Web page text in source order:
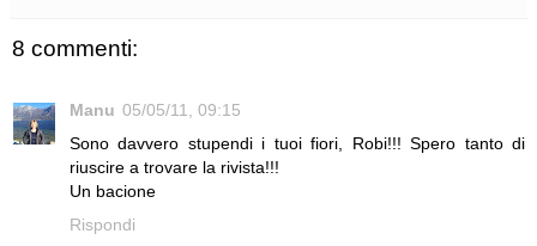
8 commenti:
Manu 05/05/11, 09:15
Sono davvero stupendi i tuoi fiori, Robi!!! Spero tanto di
riuscire a trovare la rivista!!!
Un bacione
Rispondi